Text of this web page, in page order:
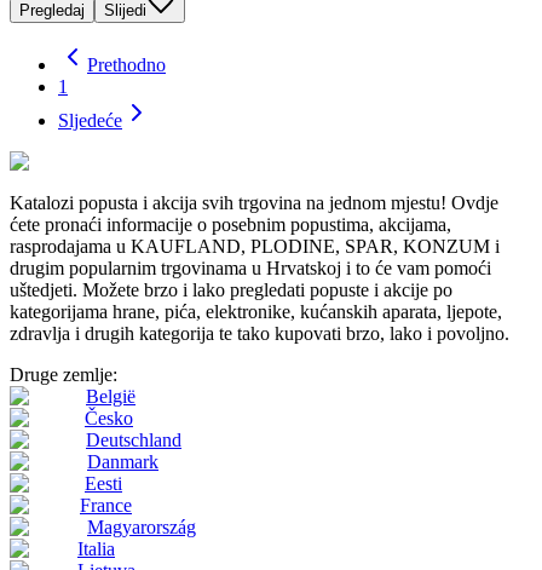
Pregledaj Slijedi
Prethodno
1
Sljedeće
Katalozi popusta i akcija svih trgovina na jednom mjestu! Ovdje
ćete pronaći informacije o posebnim popustima, akcijama,
rasprodajama u KAUFLAND, PLODINE, SPAR, KONZUM i
drugim popularnim trgovinama u Hrvatskoj i to će vam pomoći
uštedjeti. Možete brzo i lako pregledati popuste i akcije po
kategorijama hrane, pića, elektronike, kućanskih aparata, ljepote,
zdravlja i drugih kategorija te tako kupovati brzo, lako i povoljno.
Druge zemlje:
België
Česko
Deutschland
Danmark
Eesti
France
Magyarország
Italia